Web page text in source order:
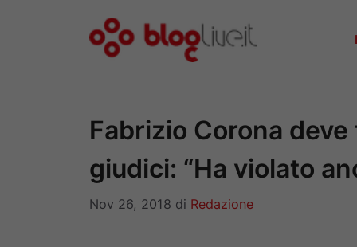
Fabrizio Corona
giudici: “Ha violato
Nov 26, 2018 di Redazione